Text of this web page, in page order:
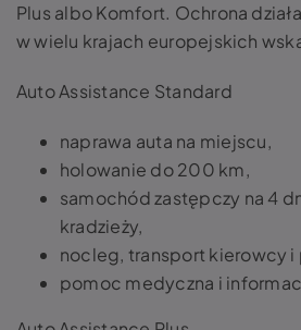
Plus albo Komfort. Ochrona
w wielu krajach europejskich
Auto Assistance Standard
naprawa auta na miejscu,
holowanie do 200 km,
samochód zastępczy na 4
kradzieży,
nocleg, transport kierowcy i
pomoc medyczna i